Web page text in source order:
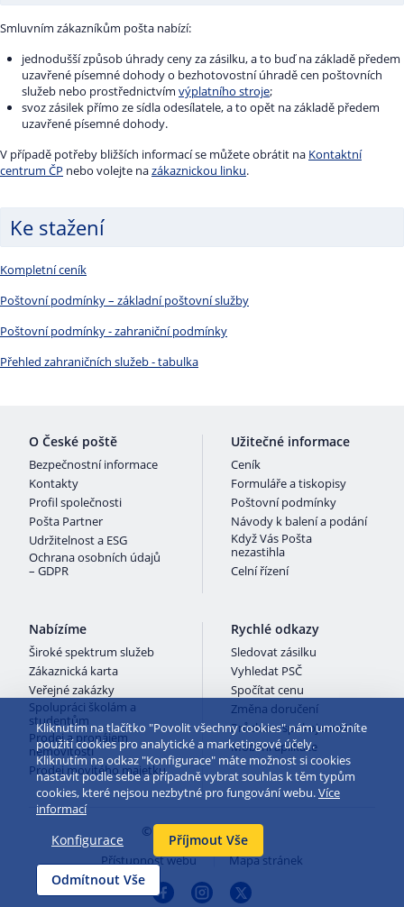
Smluvním zákazníkům pošta nabízí:
jednodušší způsob úhrady ceny za zásilku, a to buď na základě předem
uzavřené písemné dohody o bezhotovostní úhradě cen poštovních
služeb nebo prostřednictvím výplatního stroje;
svoz zásilek přímo ze sídla odesílatele, a to opět na základě předem
uzavřené písemné dohody.
V případě potřeby bližších informací se můžete obrátit na Kontaktní
centrum ČP nebo volejte nazákaznickou linku.
Ke stažení
Kompletní ceník
Poštovní podmínky – základní poštovní služby
Poštovní podmínky - zahraniční podmínky
Přehled zahraničních služeb - tabulka
O České poště
Bezpečnostní informace
Kontakty
Profil společnosti
Pošta Partner
Udržitelnost a ESG
Ochrana osobních údajů
– GDPR
Užitečné informace
Ceník
Formuláře a tiskopisy
Poštovní podmínky
Návody k balení a podání
Když Vás Pošta
nezastihla
Celní řízení
Nabízíme
Široké spektrum služeb
Zákaznická karta
Veřejné zakázky
Spolupráci školám a
studentům
Prodej a pronájem
nemovitostí
Prodej movitého majetku
Rychlé odkazy
Sledovat zásilku
Vyhledat PSČ
Spočítat cenu
Změna doručení
Průzkum spokojenosti
Mobilní aplikace
© 2026 Česká pošta
Přístupnost webu Mapa stránek
Kliknutím na tlačítko "Povolit všechny cookies" nám umožníte
použití cookies pro analytické a marketingové účely.
Kliknutím na odkaz "Konfigurace" máte možnost si cookies
nastavit podle sebe a případně vybrat souhlas k těm typům
cookies, které nejsou nezbytné pro fungování webu.Více
informací
Konfigurace Příjmout Vše
Odmítnout Vše